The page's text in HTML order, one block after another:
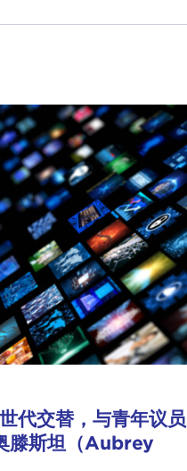
代交替，与青年议员
滕斯坦（Aubrey